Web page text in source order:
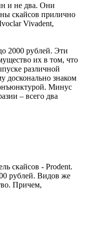
и не два. Они
скайсов прилично
Vivadent,
2000 рублей. Эти
их в том, что
различной
досконально знаком
Минус
– всего два
скайсов - Prodent.
рублей. Видов же
Причем,